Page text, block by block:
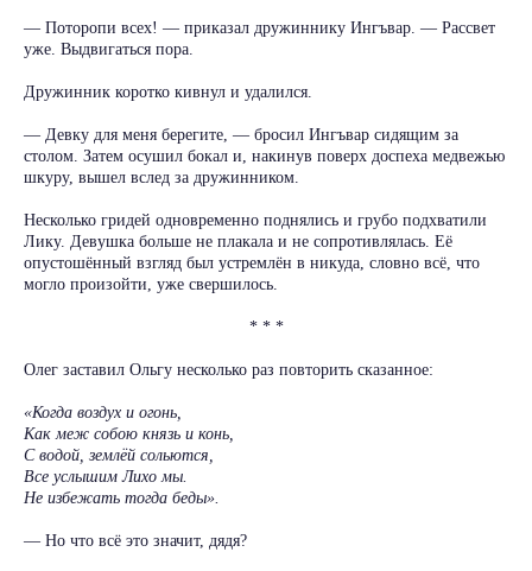
— Поторопи всех! — приказал дружиннику Ингъвар. — Рассвет
уже. Выдвигаться пора.
Дружинник коротко кивнул и удалился.
— Девку для меня берегите, — бросил Ингъвар сидящим за
столом. Затем осушил бокал и, накинув поверх доспеха медвежью
шкуру, вышел вслед за дружинником.
Несколько гридей одновременно поднялись и грубо подхватили
Лику. Девушка больше не плакала и не сопротивлялась. Её
опустошённый взгляд был устремлён в никуда, словно всё, что
могло произойти, уже свершилось.
* * *
Олег заставил Ольгу несколько раз повторить сказанное:
«Когда воздух и огонь,
Как меж собою князь и конь,
С водой, землёй сольются,
Все услышим Лихо мы.
Не избежать тогда беды».
— Но что всё это значит, дядя?